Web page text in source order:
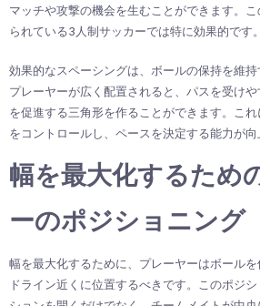
マッチや攻撃の機会を生むことができます。
られている3人制サッカーでは特に効果的です。
効果的なスペーシングは、ボールの保持を維持
プレーヤーが広く配置されると、パスを受け
を促進する三角形を作ることができます。こ
をコントロールし、ペースを決定する能力が向
幅を最大化するため
ーのポジショニング
幅を最大化するために、プレーヤーはボール
ドライン近くに位置するべきです。このポジ